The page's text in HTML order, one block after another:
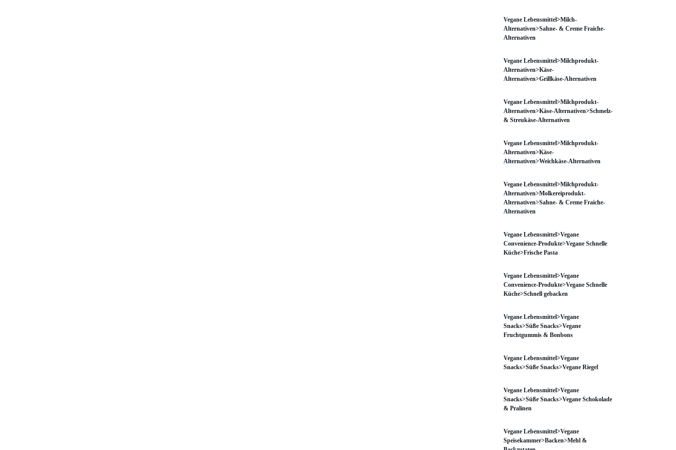
Vegane Lebensmittel>Milch-
Alternativen>Sahne- & Creme Fraiche-
Alternativen
Vegane Lebensmittel>Milchprodukt-
Alternativen>Käse-
Alternativen>Grillkäse-Alternativen
Vegane Lebensmittel>Milchprodukt-
Alternativen>Käse-Alternativen>Schmelz-
& Streukäse-Alternativen
Vegane Lebensmittel>Milchprodukt-
Alternativen>Käse-
Alternativen>Weichkäse-Alternativen
Vegane Lebensmittel>Milchprodukt-
Alternativen>Molkereiprodukt-
Alternativen>Sahne- & Creme Fraiche-
Alternativen
Vegane Lebensmittel>Vegane
Convenience-Produkte>Vegane Schnelle
Küche>Frische Pasta
Vegane Lebensmittel>Vegane
Convenience-Produkte>Vegane Schnelle
Küche>Schnell gebacken
Vegane Lebensmittel>Vegane
Snacks>Süße Snacks>Vegane
Fruchtgummis & Bonbons
Vegane Lebensmittel>Vegane
Snacks>Süße Snacks>Vegane Riegel
Vegane Lebensmittel>Vegane
Snacks>Süße Snacks>Vegane Schokolade
& Pralinen
Vegane Lebensmittel>Vegane
Speisekammer>Backen>Mehl &